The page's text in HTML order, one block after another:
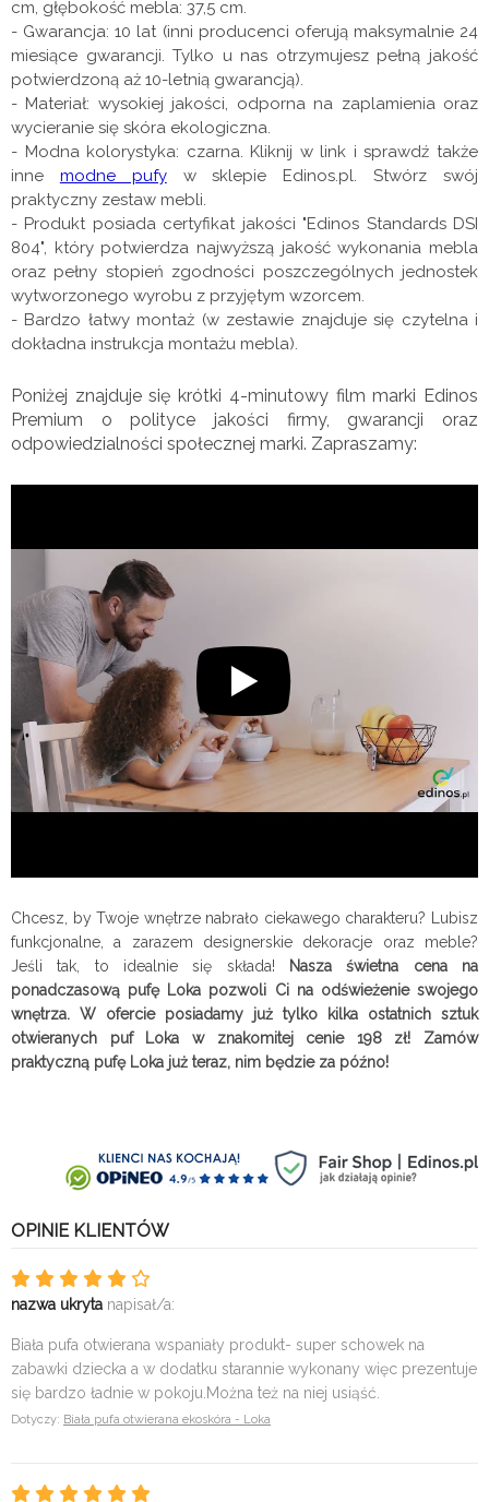
cm, głębokość mebla: 37,5 cm.
- Gwarancja: 10 lat (inni producenci oferują maksymalnie 24
miesiące gwarancji. Tylko u nas otrzymujesz pełną jakość
potwierdzoną aż 10-letnią gwarancją).
- Materiał: wysokiej jakości, odporna na zaplamienia oraz
wycieranie się skóra ekologiczna
- Modna kolorystyka: czarna. Kliknij w link i sprawdź także
inne modne pufyw sklepie Edinos.pl. Stwórz swój
praktyczny zestaw mebli.
- Produkt posiada certyfikat jakości "Edinos Standards DSI
804", który potwierdza najwyższą jakość wykonania mebla
oraz pełny stopień zgodności poszczególnych jednostek
wytworzonego wyrobu z przyjętym wzorcem.
- Bardzo łatwy montaż (w zestawie znajduje się czytelna i
dokładna instrukcja montażu mebla).
Poniżej znajduje się krótki 4-minutowy film marki Edinos
Premium o polityce jakości firmy, gwarancji oraz
odpowiedzialności społecznej marki. Zapraszamy:
Chcesz, by Twoje wnętrze nabrało ciekawego charakteru? Lubisz
funkcjonalne, a zarazem designerskie dekoracje oraz meble?
Jeśli tak, to idealnie się składa!
Nasza świetna cena na
ponadczasową pufę Loka pozwoli Ci na odświeżenie swojego
wnętrza. W ofercie posiadamy już tylko kilka ostatnich sztuk
otwieranych puf Loka w znakomitej cenie 198 zł! Zamów
praktyczną pufę Loka już teraz, nim będzie za późno!
OPINIE KLIENTÓW
nazwa ukryta napisał/a:
Biała pufa otwierana wspaniały produkt- super schowek na
zabawki dziecka a w dodatku starannie wykonany więc prezentuje
się bardzo ładnie w pokoju.Można też na niej usiąść.
Dotyczy: Biała pufa otwierana ekoskóra - Loka